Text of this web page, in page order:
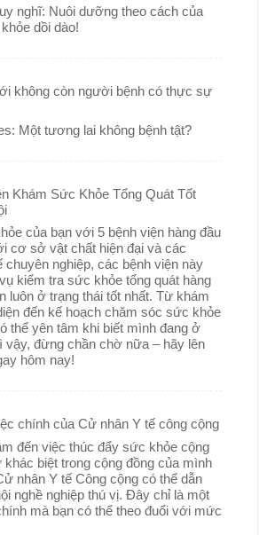
nghĩ: Nuôi dưỡng theo cách của
dồi dào!
không còn người bệnh có thực sự
Một tương lai không bệnh tật?
Khám Sức Khỏe Tổng Quát Tốt
của bạn với 5 bệnh viện hàng đầu
cơ sở vật chất hiện đại và các
chuyên nghiệp, các bệnh viện này
kiểm tra sức khỏe tổng quát hàng
luôn ở trạng thái tốt nhất. Từ khám
đến kế hoạch chăm sóc sức khỏe
thể yên tâm khi biết mình đang ở
vậy, đừng chần chờ nữa – hãy lên
hôm nay!
chính của Cử nhân Y tế công cộng
đến việc thúc đẩy sức khỏe cộng
khác biệt trong cộng đồng của mình
nhân Y tế Công cộng có thể dẫn
nghề nghiệp thú vị. Đây chỉ là một
mà bạn có thể theo đuổi với mức